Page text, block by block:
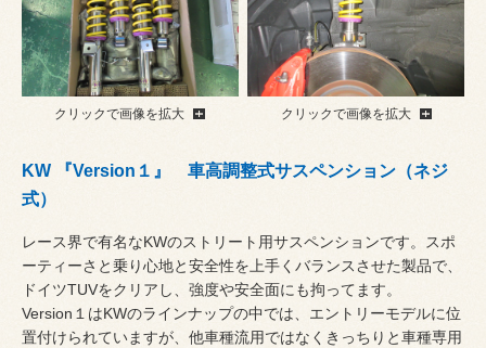
クリックで画像を拡大 クリックで画像を拡大
KW 『Version１』 車高調整式サスペンション（ネジ
式）
レース界で有名なKWのストリート用サスペンションです。スポ
ーティーさと乗り心地と安全性を上手くバランスさせた製品で、
ドイツTUVをクリアし、強度や安全面にも拘ってます。
Version１はKWのラインナップの中では、エントリーモデルに位
置付けられていますが、他車種流用ではなくきっちりと車種専用